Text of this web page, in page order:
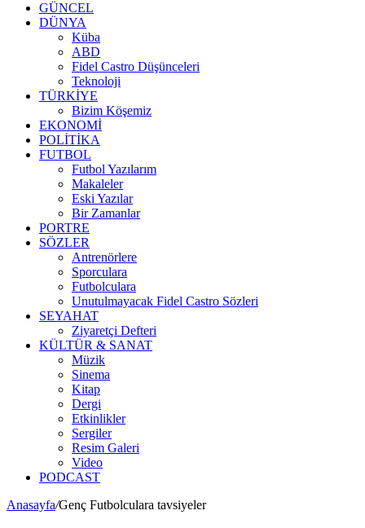
GÜNCEL
DÜNYA
Küba
ABD
Fidel Castro Düşünceleri
Teknoloji
TÜRKİYE
Bizim Köşemiz
EKONOMİ
POLİTİKA
FUTBOL
Futbol Yazılarım
Makaleler
Eski Yazılar
Bir Zamanlar
PORTRE
SÖZLER
Antrenörlere
Sporculara
Futbolculara
Unutulmayacak Fidel Castro Sözleri
SEYAHAT
Ziyaretçi Defteri
KÜLTÜR & SANAT
Müzik
Sinema
Kitap
Dergi
Etkinlikler
Sergiler
Resim Galeri
Video
PODCAST
Anasayfa/Genç Futbolculara tavsiyeler